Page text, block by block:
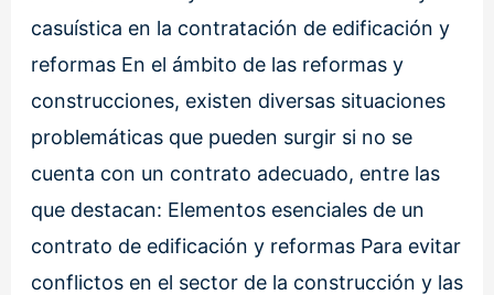
casuística en la contratación de edificación y
reformas En el ámbito de las reformas y
construcciones, existen diversas situaciones
problemáticas que pueden surgir si no se
cuenta con un contrato adecuado, entre las
que destacan: Elementos esenciales de un
contrato de edificación y reformas Para evitar
conflictos en el sector de la construcción y las